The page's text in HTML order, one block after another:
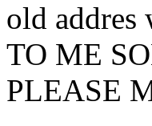
old
TO ME
PLEASE